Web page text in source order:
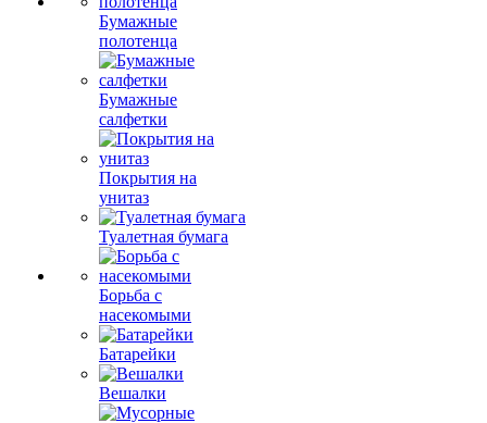
Бумажные
полотенца
Бумажные
салфетки
Покрытия на
унитаз
Туалетная бумага
Борьба с
насекомыми
Батарейки
Вешалки